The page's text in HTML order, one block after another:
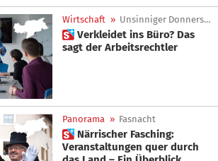
Wirtschaft » Unsinniger Donnerstag
 Verkleidet ins Büro? Das
sagt der Arbeitsrechtler
Panorama » Fasnacht
 Närrischer Fasching:
Veranstaltungen quer durch